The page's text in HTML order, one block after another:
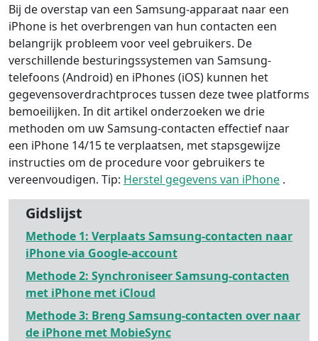
Bij de overstap van een Samsung-apparaat naar een
iPhone is het overbrengen van hun contacten een
belangrijk probleem voor veel gebruikers. De
verschillende besturingssystemen van Samsung-
telefoons (Android) en iPhones (iOS) kunnen het
gegevensoverdrachtproces tussen deze twee platforms
bemoeilijken. In dit artikel onderzoeken we drie
methoden om uw Samsung-contacten effectief naar
een iPhone 14/15 te verplaatsen, met stapsgewijze
instructies om de procedure voor gebruikers te
vereenvoudigen. Tip: Herstel gegevens van iPhone .
Gidslijst
Methode 1: Verplaats Samsung-contacten naar
iPhone via Google-account
Methode 2: Synchroniseer Samsung-contacten
met iPhone met iCloud
Methode 3: Breng Samsung-contacten over naar
de iPhone met MobieSync